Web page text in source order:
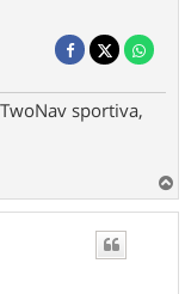
sportiva,
a
u